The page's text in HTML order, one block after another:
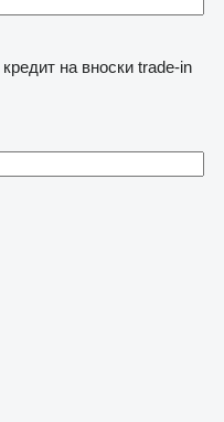
кредит на вноски trade-in